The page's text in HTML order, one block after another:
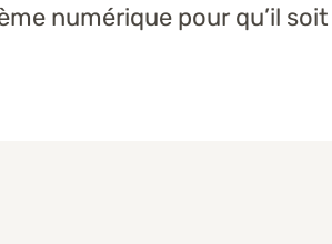
numérique pour qu’il